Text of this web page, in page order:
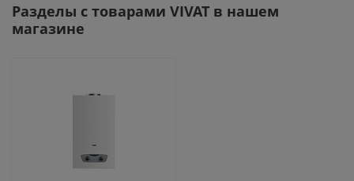
Разделы с товарами VIVAT в нашем
магазине